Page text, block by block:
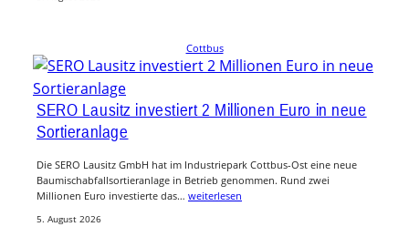
Cottbus
SERO Lausitz investiert 2 Millionen Euro in neue
Sortieranlage
Die SERO Lausitz GmbH hat im Industriepark Cottbus-Ost eine neue
Baumischabfallsortieranlage in Betrieb genommen. Rund zwei
Millionen Euro investierte das… weiterlesen
5. August 2026